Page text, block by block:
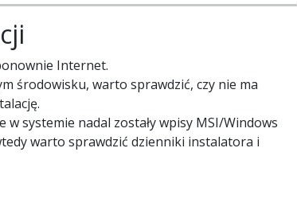
Internet.
środowisku, warto sprawdzić, czy nie ma
w systemie nadal zostały wpisy MSI/Windows
warto sprawdzić dzienniki instalatora i